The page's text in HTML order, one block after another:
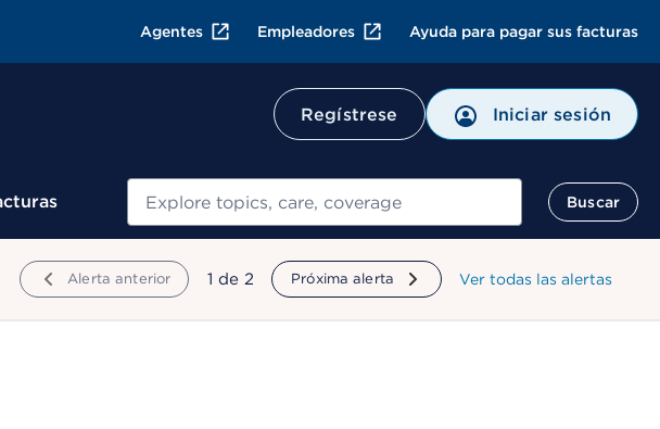
Agentes Empleadores Ayuda para pagar sus facturas
Regístrese Iniciar sesión
Buscar
Buscar
Alerta anterior mostrando
1 de 2 Próxima alerta Ver todas las alertas